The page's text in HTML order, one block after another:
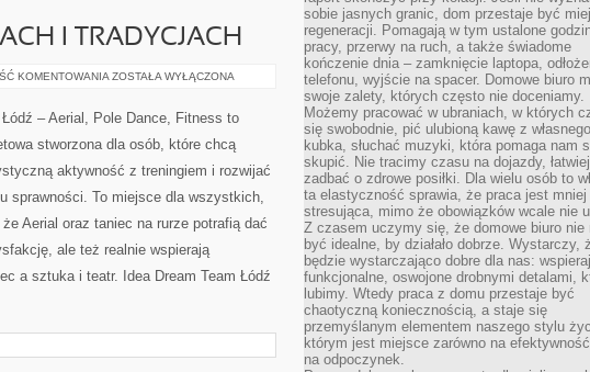
I TRADYCJACH
KOMENTOWANIA TANIEC
KRAJACH
I
ZOSTAŁA WYŁĄCZONA
Łódź – Aerial, Pole Dance, Fitness to
stworzona dla osób, które chcą
aktywność z treningiem i rozwijać
sprawności. To miejsce dla wszystkich,
Aerial oraz taniec na rurze potrafią dać
ale też realnie wspierają
a sztuka i teatr. Idea Dream Team Łódź
sobie jasnych granic, dom przestaje być
regeneracji. Pomagają w tym ustalone
pracy, przerwy na ruch, a także świadome
kończenie dnia – zamknięcie laptopa,
telefonu, wyjście na spacer. Domowe biuro
swoje zalety, których często nie doceniamy.
Możemy pracować w ubraniach, w których
się swobodnie, pić ulubioną kawę z własnego
kubka, słuchać muzyki, która pomaga nam
skupić. Nie tracimy czasu na dojazdy,
zadbać o zdrowe posiłki. Dla wielu osób to
ta elastyczność sprawia, że praca jest mniej
stresująca, mimo że obowiązków wcale nie
Z czasem uczymy się, że domowe biuro nie
być idealne, by działało dobrze. Wystarczy,
będzie wystarczająco dobre dla nas:
funkcjonalne, oswojone drobnymi detalami,
lubimy. Wtedy praca z domu przestaje być
chaotyczną koniecznością, a staje się
przemyślanym elementem naszego stylu
którym jest miejsce zarówno na
na odpoczynek.